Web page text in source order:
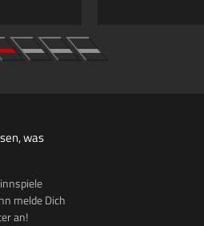
was
melde Dich
an!